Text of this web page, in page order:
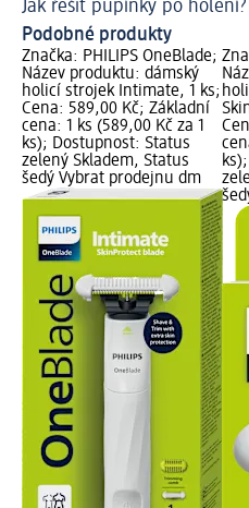
Jak řešit pupínky po holení?
Podobné produkty
Značka: PHILIPS OneBlade;
Název produktu: dámský
holicí strojek Intimate, 1 ks;
Cena: 589,00 Kč; Základní
cena: 1 ks (589,00 Kč za 1
ks); Dostupnost: Status
zelený Skladem, Status
šedý Vybrat prodejnu dm